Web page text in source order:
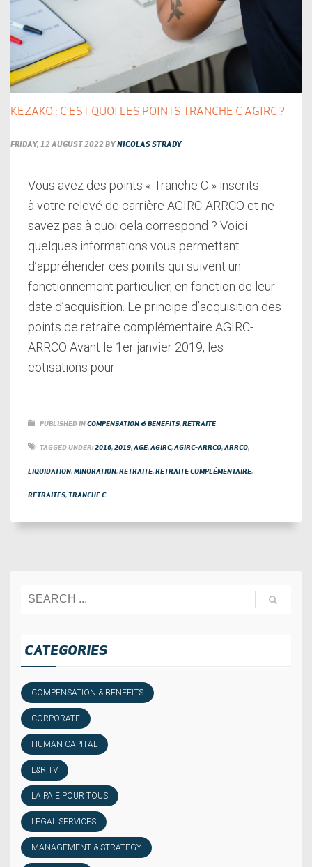
KEZAKO : C’EST QUOI LES POINTS TRANCHE C AGIRC ?
FRIDAY, 12 AUGUST 2022BY NICOLAS STRADY
Vous avez des points « Tranche C » inscrits
à votre relevé de carrière AGIRC-ARRCO et ne
savez pas à quoi cela correspond ? Voici
quelques informations vous permettant
d’appréhender ces points qui suivent un
fonctionnement particulier, en fonction de leur
date d’acquisition. Le principe d’acquisition des
points de retraite complémentaire AGIRC-
ARRCO Avant le 1er janvier 2019, les
cotisations pour
PUBLISHED INCOMPENSATION & BENEFITS,RETRAITE
TAGGED UNDER:2016,2019,ÂGE,AGIRC,AGIRC-ARRCO,ARRCO,
LIQUIDATION,MINORATION,RETRAITE,RETRAITE COMPLÉMENTAIRE,
RETRAITES,TRANCHE C
CATEGORIES
COMPENSATION & BENEFITS
CORPORATE
HUMAN CAPITAL
L&R TV
LA PAIE POUR TOUS
LEGAL SERVICES
MANAGEMENT & STRATEGY